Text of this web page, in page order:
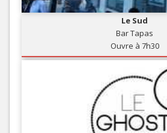
Le Sud
Bar Tapas
Ouvre à 7h30